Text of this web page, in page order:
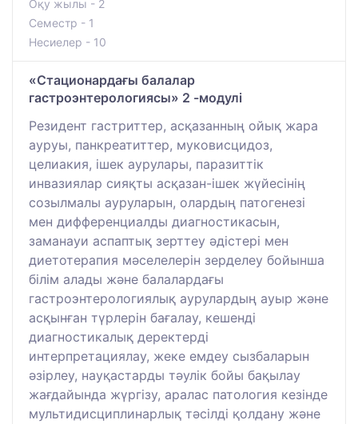
Оқу жылы - 2
Семестр - 1
Несиелер - 10
«Стационардағы балалар
гастроэнтерологиясы» 2 -модулі
Резидент гастриттер, асқазанның ойық жара
ауруы, панкреатиттер, муковисцидоз,
целиакия, ішек аурулары, паразиттік
инвазиялар сияқты асқазан-ішек жүйесінің
созылмалы ауруларын, олардың патогенезі
мен дифференциалды диагностикасын,
заманауи аспаптық зерттеу әдістері мен
диетотерапия мәселелерін зерделеу бойынша
білім алады және балалардағы
гастроэнтерологиялық аурулардың ауыр және
асқынған түрлерін бағалау, кешенді
диагностикалық деректерді
интерпретациялау, жеке емдеу сызбаларын
әзірлеу, науқастарды тәулік бойы бақылау
жағдайында жүргізу, аралас патология кезінде
мультидисциплинарлық тәсілді қолдану және